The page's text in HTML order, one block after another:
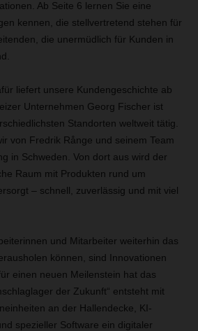
Ab Seite 6 lernen Sie eine
kennen, die stellvertretend stehen für
die unermüdlich für Kunden in
liefert unsere Kundengeschichte ab
Unternehmen Georg Fischer ist
Standorten weltweit tätig.
von Fredrik Rånge und seinem Team
in Schweden. Von dort aus wird der
Raum mit Produkten rund um
– schnell, zuverlässig und mit viel
und Mitarbeiter weiterhin das
können, sind Innovationen
einen neuen Meilenstein hat das
der Zukunft“ entsteht mit
an der Hallendecke, KI-
spezieller Software ein digitaler